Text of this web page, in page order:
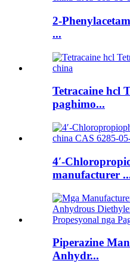
2-
...
Tetracaine hcl
paghimo...
4′-
manufacturer
Piperazine
Anhydr...